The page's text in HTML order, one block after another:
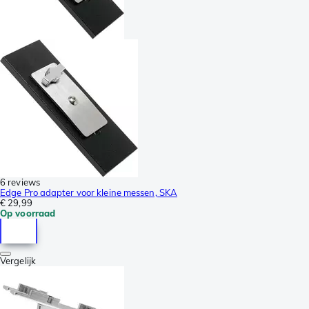
6 reviews
Edge Pro adapter voor kleine messen, SKA
€ 29,99
Op voorraad
Vergelijk